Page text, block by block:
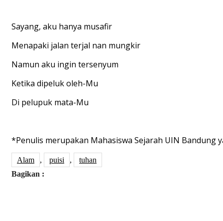
Sayang, aku hanya musafir
Menapaki jalan terjal nan mungkir
Namun aku ingin tersenyum
Ketika dipeluk oleh-Mu
Di pelupuk mata-Mu
*Penulis merupakan Mahasiswa Sejarah UIN Bandung
Alam , puisi ,
tuhan
Bagikan :